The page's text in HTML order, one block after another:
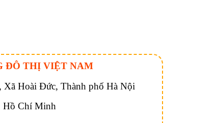
ĐÔ THỊ VIỆT NAM
Hoài Đức, Thành phố Hà Nội
Hồ Chí Minh